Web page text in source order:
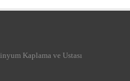
Kaplama ve Ustası